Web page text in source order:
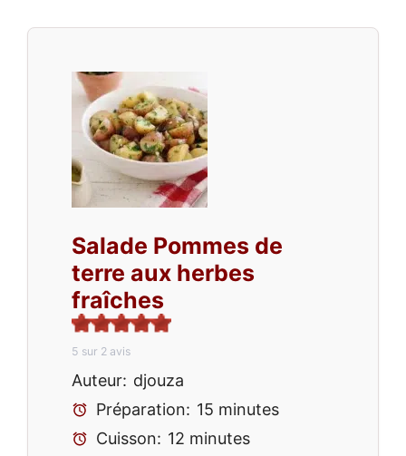
Salade Pommes de
terre aux herbes
fraîches
5 sur 2 avis
Auteur: djouza
Préparation: 15 minutes
Cuisson: 12 minutes